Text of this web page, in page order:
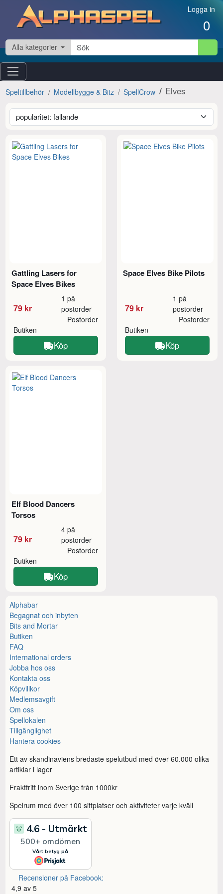
Hoppa till innehåll Logga in
0
Alla kategorier
Speltillbehör Modellbygge & Bitz SpellCrow Elves
Gattling Lasers for
Space Elves Bikes
79 kr
1 på
postorder
Butiken
Postorder
Köp
Space Elves Bike Pilots
79 kr
1 på
postorder
Butiken
Postorder
Köp
Elf Blood Dancers
Torsos
79 kr
4 på
postorder
Butiken
Postorder
Köp
Alphabar
Begagnat och inbyten
Bits and Mortar
Butiken
FAQ
International orders
Jobba hos oss
Kontakta oss
Köpvillkor
Medlemsavgift
Om oss
Spellokalen
Tillgänglighet
Hantera cookies
Ett av skandinaviens bredaste spelutbud med över 60.000 olika
artiklar i lager
Fraktfritt inom Sverige från 1000kr
Spelrum med över 100 sittplatser och aktiviteter varje kväll
Recensioner på Facebook:
4,9 av 5